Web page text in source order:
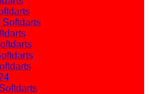
Softdarts